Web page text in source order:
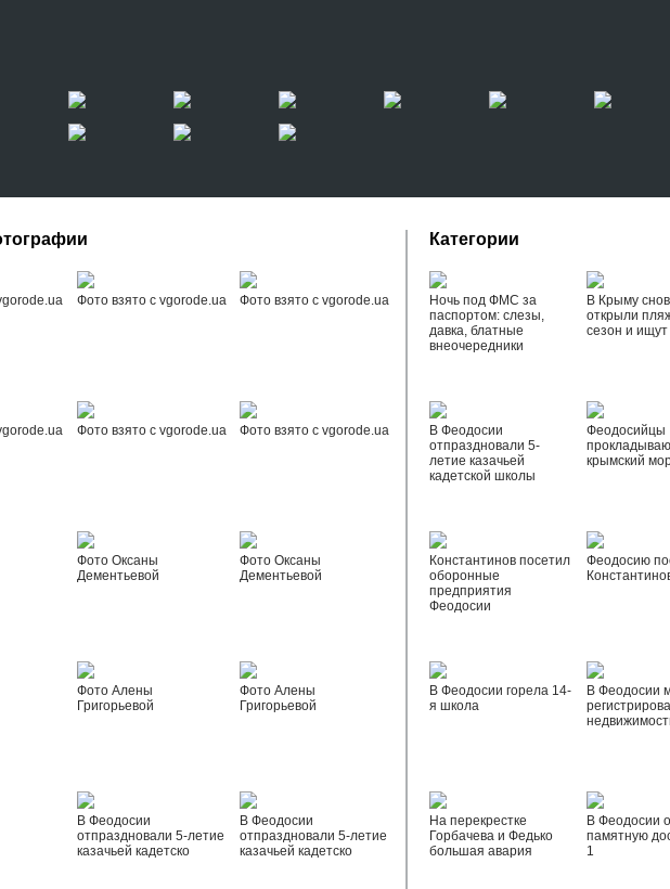
Фото взято с vgorode.ua Фото взято с vgorode.ua
Фото взято с vgorode.ua Фото взято с vgorode.ua
Фото Оксаны
Дементьевой
Фото Оксаны
Дементьевой
Фото Алены
Григорьевой
Фото Алены
Григорьевой
В Феодосии
отпраздновали 5-летие
казачьей кадетско
В Феодосии
отпраздновали 5-летие
казачьей кадетско
Категории
Ночь под ФМС за
паспортом: слезы,
давка, блатные
внеочередники
В Крыму
открыли
сезон и ищут
В Феодосии
отпраздновали 5-
летие казачьей
кадетской школы
Феодосийцы
крымский
Константинов посетил
оборонные
предприятия
Феодосии
Феодосию
В Феодосии горела 14-
я школа
В Феодосии
На перекрестке
Горбачева и Федько
большая авария
В Феодосии
памятную
1